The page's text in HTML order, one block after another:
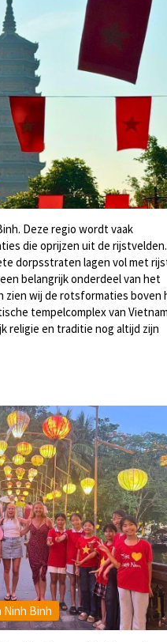
Deze regio wordt vaak
die oprijzen uit de rijstvelden.
dorpsstraten lagen vol met
belangrijk onderdeel van het
zien wij de rotsformaties boven
tempelcomplex van
religie en traditie nog altijd zijn
Ninh Binh